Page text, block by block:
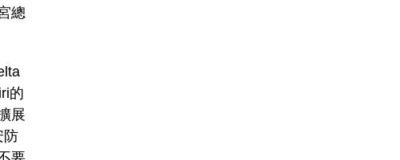
總
的
展
防